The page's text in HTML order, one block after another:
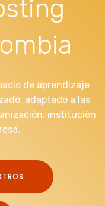
de aprendizaje
adaptado a las
institución